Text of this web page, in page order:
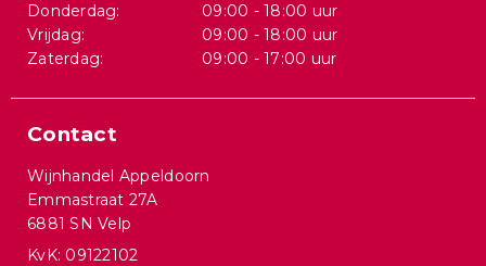
Donderdag:
09:00 - 18:00 uur
Vrijdag:
09:00 - 18:00 uur
Zaterdag:
09:00 - 17:00 uur
Contact
Wijnhandel Appeldoorn
Emmastraat 27A
6881 SN Velp
KvK: 09122102